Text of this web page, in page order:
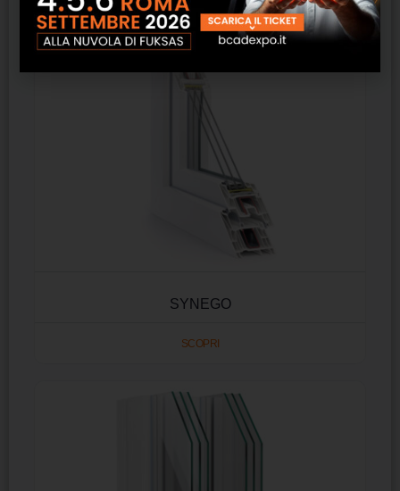
SYNEGO
SCOPRI